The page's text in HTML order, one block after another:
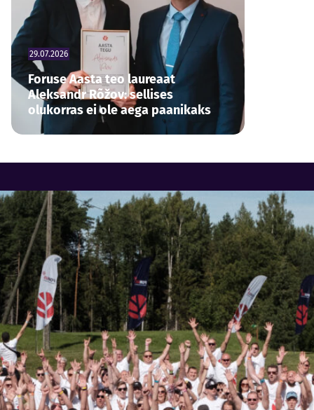
29.07.2026
Foruse Aasta teo laureaat
Aleksandr Rõžov: sellises
olukorras ei ole aega paanikaks